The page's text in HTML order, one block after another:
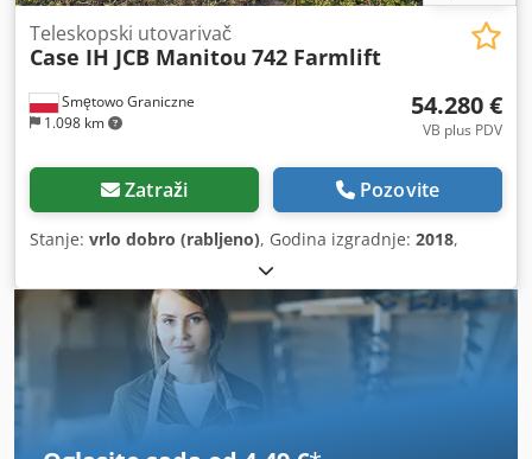
Smętowo Graniczne
1.098 km
Teleskopski utovarivač
Case IH JCB Manitou 742 Farmlift
54.280 €
VB plus PDV
Zatraži Pozovite
Stanje: vrlo dobro (rabljeno), Godina izgradnje: 2018,